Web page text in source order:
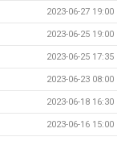
2023-06-27 19:00
2023-06-25 19:00
2023-06-25 17:35
2023-06-23 08:00
2023-06-18 16:30
2023-06-16 15:00